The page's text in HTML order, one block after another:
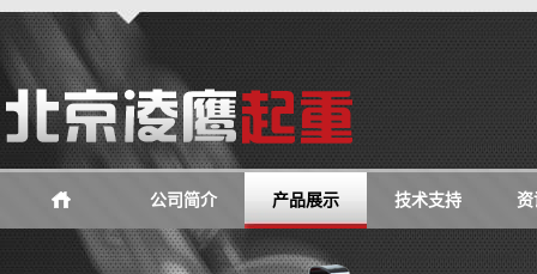
公司简介 产品展示 技术支持